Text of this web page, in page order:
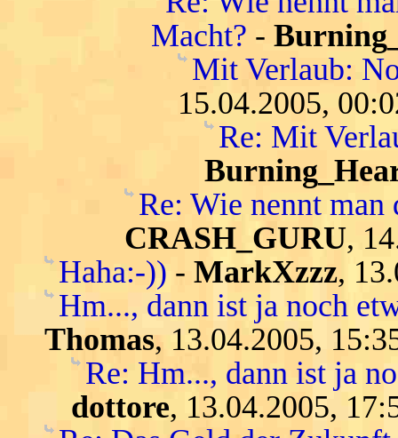
Macht? -
Mit Verlaub:
15.04.2005,
Re: Mit
Re: Wie nennt man
CRASH_GURU,
Haha:-)) - MarkXzzz,
Hm..., dann ist ja noch
Thomas, 13.04.2005,
Re: Hm..., dann ist ja
dottore, 13.04.2005,